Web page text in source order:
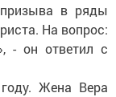
в ряды
На вопрос:
- он ответил с
Жена Вера